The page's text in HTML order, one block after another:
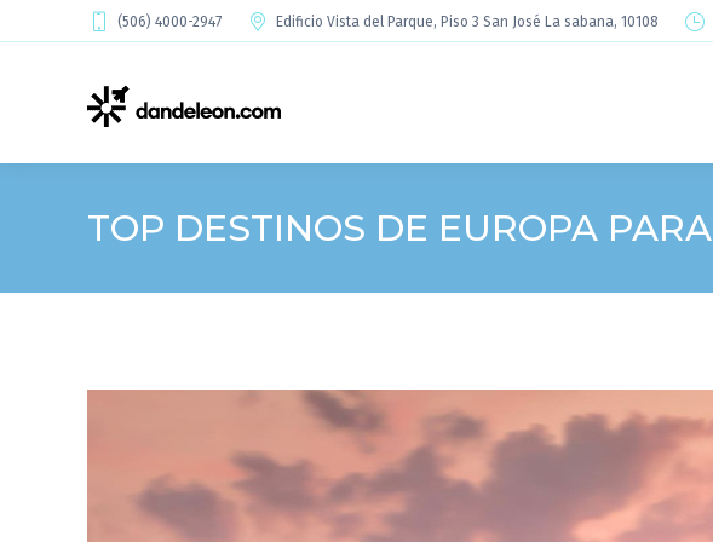
(506) 4000-2947 Edificio Vista del Parque, Piso 3 San José La sabana, 10108
TOP DESTINOS DE EUROPA